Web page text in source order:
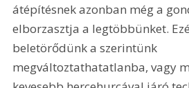
átépítésnek azonban még a
elborzasztja a legtöbbünket.
beletörődünk a szerintünk
megváltoztathatatlanba, vagy